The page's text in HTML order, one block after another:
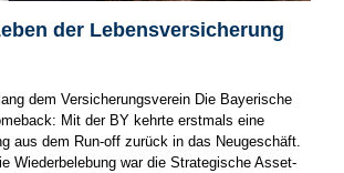
der Lebensversicherung
dem Versicherungsverein Die Bayerische
Mit der BY kehrte erstmals eine
aus dem Run-off zurück in das Neugeschäft.
Wiederbelebung war die Strategische Asset-